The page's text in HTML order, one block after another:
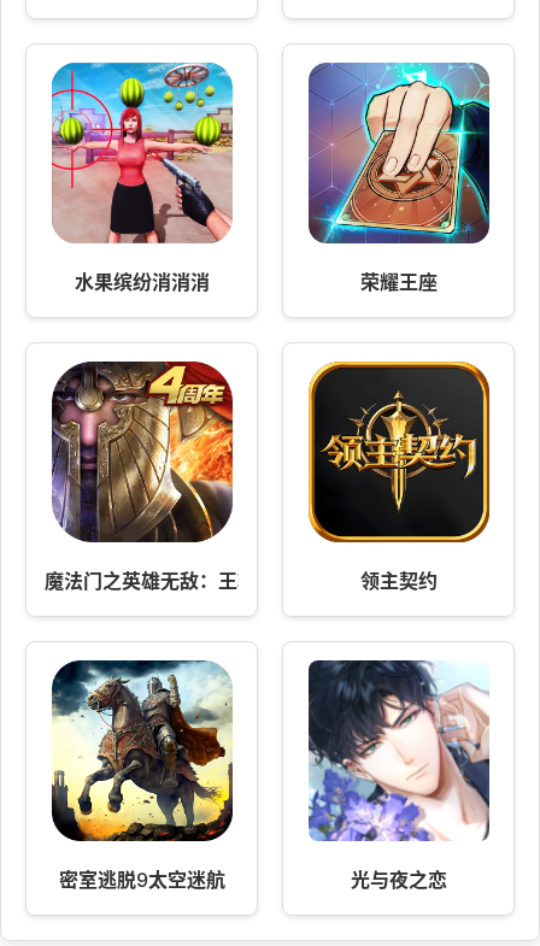
水果缤纷消消消 荣耀王座
魔法门之英雄无敌：王朝 领主契约
密室逃脱9太空迷航 光与夜之恋